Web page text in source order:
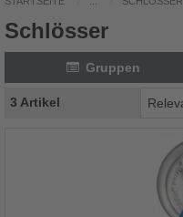
Schlösser
Gruppen
3 Artikel